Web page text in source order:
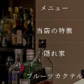
メニュー
当店の特徴
隠れ家
フルーツカクテル